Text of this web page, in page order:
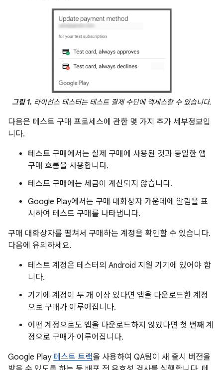
그림 1. 라이선스 테스터는 테스트 결제 수단에 액세스할 수 있습니다.
다음은 테스트 구매 프로세스에 관한 몇 가지 추가 세부정보입
니다.
테스트 구매에서는 실제 구매에 사용된 것과 동일한 앱
구매 흐름을 사용합니다.
테스트 구매에는 세금이 계산되지 않습니다.
Google Play에서는 구매 대화상자 가운데에 알림을 표
시하여 테스트 구매를 나타냅니다.
구매 대화상자를 펼쳐서 구매하는 계정을 확인할 수 있습니다.
다음에 유의하세요.
테스트 계정은 테스터의 Android 지원 기기에 있어야 합
니다.
기기에 계정이 두 개 이상 있다면 앱을 다운로드한 계정
으로 구매가 이루어집니다.
어떤 계정으로도 앱을 다운로드하지 않았다면 첫 번째 계
정으로 구매가 이루어집니다.
Google Play 테스트 트랙을 사용하여 QA팀이 새 출시 버전을